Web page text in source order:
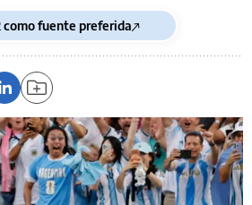
fuente preferida